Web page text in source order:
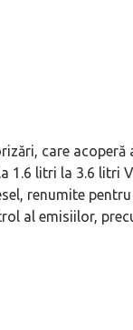
care acoperă
1.6 litri la 3.6 litri
renumite
al emisiilor,